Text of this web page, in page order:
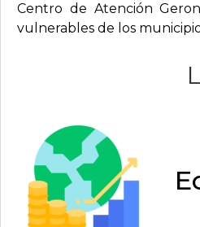
Centro de Atención
vulnerables de los